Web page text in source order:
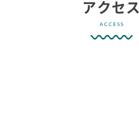
アクセス
ACCESS